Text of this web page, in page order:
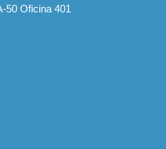
50 Oficina 401